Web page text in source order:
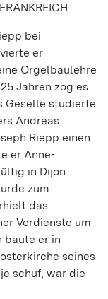
bei
er
Orgelbaulehre
Jahren zog es
Geselle studierte
Andreas
Riepp einen
er Anne-
in Dijon
zum
das
Verdienste um
baute er in
seines
schuf, war die